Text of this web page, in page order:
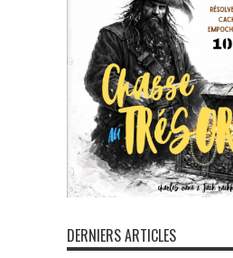
DERNIERS ARTICLES